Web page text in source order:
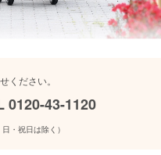
ください。
0120-43-1120
・祝日は除く）